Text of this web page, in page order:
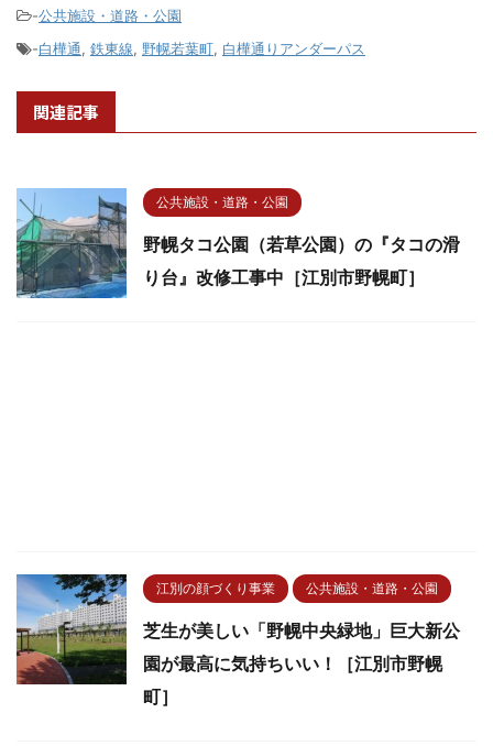
-公共施設・道路・公園
-白樺通, 鉄東線, 野幌若葉町, 白樺通りアンダーパス
関連記事
公共施設・道路・公園
野幌タコ公園（若草公園）の『タコの滑
り台』改修工事中［江別市野幌町］
江別の顔づくり事業 公共施設・道路・公園
芝生が美しい「野幌中央緑地」巨大新公
園が最高に気持ちいい！［江別市野幌
町］